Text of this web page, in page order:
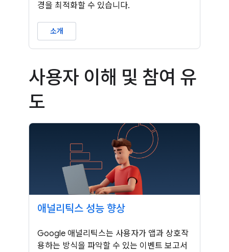
경을 최적화할 수 있습니다.
소개
사용자 이해 및 참여 유
도
애널리틱스 성능 향상
Google 애널리틱스는 사용자가 앱과 상호작
용하는 방식을 파악할 수 있는 이벤트 보고서